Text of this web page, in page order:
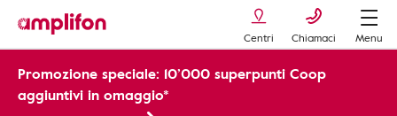
Centri Chiamaci Menu
Promozione speciale: 10’000 superpunti Coop
aggiuntivi in omaggio*